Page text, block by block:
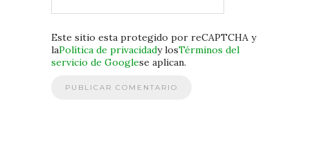
Este sitio esta protegido por reCAPTCHA y
laPolítica de privacidady losTérminos del
servicio de Googlese aplican.